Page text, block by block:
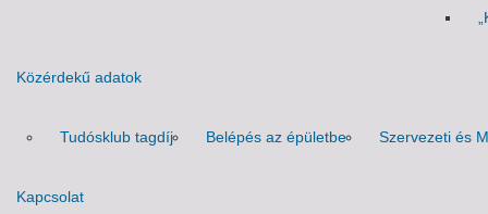
Közérdekű adatok
Tudósklub tagdíj Belépés az épületbe Szervezeti és
Kapcsolat